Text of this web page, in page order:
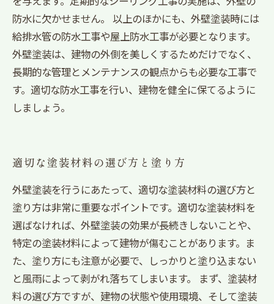
防水に欠かせません。 以上のほかにも、外壁塗装時には
給排水管の防水工事や屋上防水工事が必要となります。
外壁塗装は、建物の外側を美しくするためだけでなく、
長期的な管理とメンテナンスの観点からも必要な工事で
す。適切な防水工事を行い、建物を健全に保てるように
しましょう。
適切な塗装材料の選び方と塗り方
外壁塗装を行うにあたって、適切な塗装材料の選び方と
塗り方は非常に重要なポイントです。適切な塗装材料を
選ばなければ、外壁塗装の効果が長続きしないことや、
特定の塗装材料によって建物が傷むことがあります。ま
た、塗り方にも注意が必要で、しっかりと塗り込まない
と風雨によって剥がれ落ちてしまいます。 まず、塗装材
料の選び方ですが、建物の状態や使用環境、そして塗装